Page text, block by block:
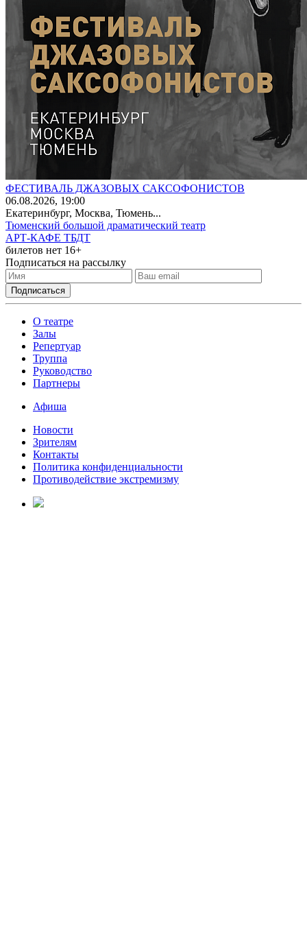
ФЕСТИВАЛЬ ДЖАЗОВЫХ САКСОФОНИСТОВ
06.08.2026, 19:00
Екатеринбург, Москва, Тюмень...
Тюменский большой драматический театр
АРТ-КАФЕ ТБДТ
билетов нет 16+
Подписаться на рассылку
О театре
Залы
Репертуар
Труппа
Руководство
Партнеры
Афиша
Новости
Зрителям
Контакты
Политика конфиденциальности
Противодействие экстремизму